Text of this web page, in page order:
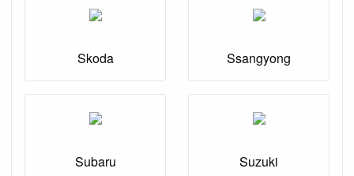
Skoda Ssangyong
Subaru Suzuki